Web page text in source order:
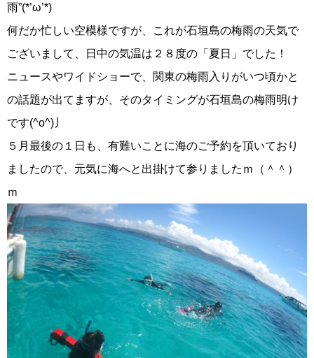
雨”(*’ω’*)
何だか忙しい空模様ですが、これが石垣島の梅雨の天気で
ございまして、日中の気温は２８度の「夏日」でした！
ニュースやワイドショーで、関東の梅雨入りがいつ頃かと
の話題が出てますが、そのタイミングが石垣島の梅雨明け
です(^o^)丿
５月最後の１日も、有難いことに海のご予約を頂いており
ましたので、元気に海へと出掛けて参りましたｍ（＾＾）
ｍ